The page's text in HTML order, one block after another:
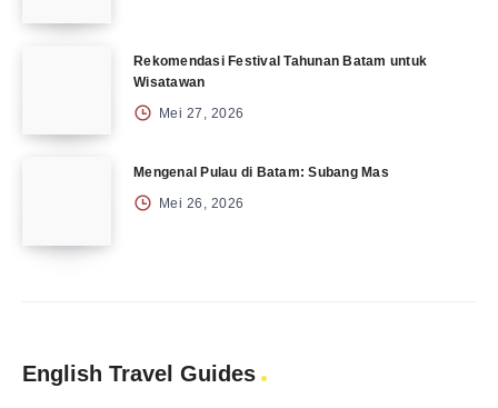
Rekomendasi Festival Tahunan Batam untuk
Wisatawan
Mei 27, 2026
Mengenal Pulau di Batam: Subang Mas
Mei 26, 2026
English Travel Guides